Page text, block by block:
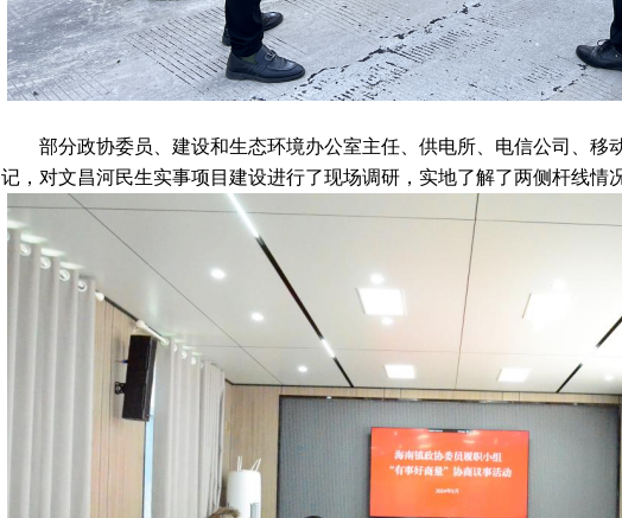
部分政协委员、建设和生态环境办公室主任、供电所、电信公司、移
记，对文昌河民生实事项目建设进行了现场调研，实地了解了两侧杆线情